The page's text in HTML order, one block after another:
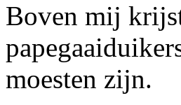
Boven mij
moesten zijn.